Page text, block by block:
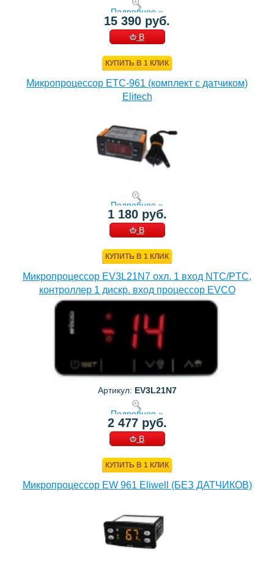
Подробнее »
15 390 руб.
В
КУПИТЬ В 1 КЛИК
Микропроцессор ETC-961 (комплект c датчиком)
Elitech
Подробнее »
1 180 руб.
В
КУПИТЬ В 1 КЛИК
Микропроцессор EV3L21N7 охл. 1 вход NTC/PTC,
контроллер 1 дискр. вход процессор EVCO
Артикул: EV3L21N7
Подробнее »
2 477 руб.
В
КУПИТЬ В 1 КЛИК
Микропроцессор EW 961 Eliwell (БЕЗ ДАТЧИКОВ)